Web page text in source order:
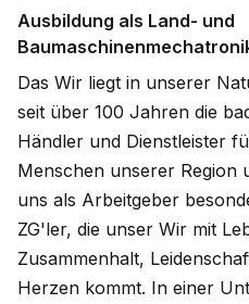
Ausbildung als Land- und
Das Wir liegt in unserer
seit über 100 Jahren die
Händler und Dienstleister
Menschen unserer Region
uns als Arbeitgeber
ZG'ler, die unser Wir mit
Zusammenhalt,
Herzen kommt. In einer